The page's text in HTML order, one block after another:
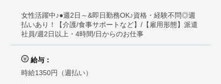
女性活躍中♪●週2日～&即日勤務OK♪資格・経験不問◎週
払いあり！【介護/食事サポートなど】/【雇用形態】派遣
社員/週2日以上・4時間/日からのお仕事
給与：
時給1350円（週払い）